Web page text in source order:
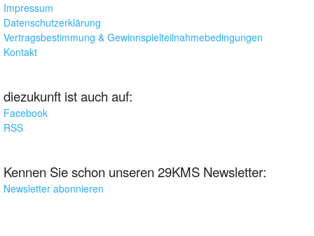
Impressum
Datenschutzerklärung
Vertragsbestimmung & Gewinnspielteilnahmebedingungen
Kontakt
diezukunft ist auch auf:
Facebook
RSS
Kennen Sie schon unseren 29KMS Newsletter:
Newsletter abonnieren